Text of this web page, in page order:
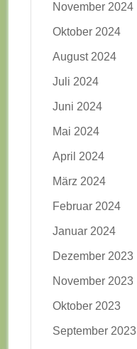
November 2024
Oktober 2024
August 2024
Juli 2024
Juni 2024
Mai 2024
April 2024
März 2024
Februar 2024
Januar 2024
Dezember 2023
November 2023
Oktober 2023
September 2023